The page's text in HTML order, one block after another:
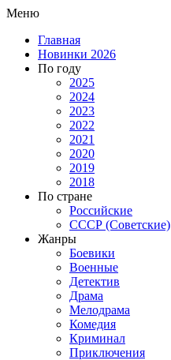
Меню
Главная
Новинки 2026
По году
2025
2024
2023
2022
2021
2020
2019
2018
По стране
Российские
СССР (Советские)
Жанры
Боевики
Военные
Детектив
Драма
Мелодрама
Комедия
Криминал
Приключения